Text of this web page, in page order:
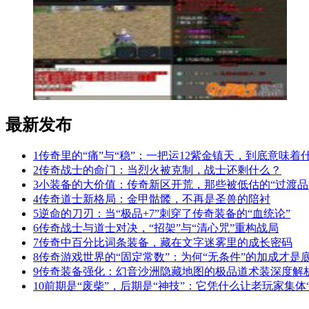
最新发布
1传奇里的“痛”与“稳”：一把运12紫金镇天，到底意味着
2传奇战士的命门：当烈火被克制，战士还剩什么？
3小装备的大价值：传奇新区开荒，那些被低估的“过渡品
4传奇道士新格局：金甲骷髅，不再是圣兽的陪衬
5逆命的刀刃：当“极品+7”刺穿了传奇装备的“血统论”
6传奇战士与道士对决，“招架”与“清心咒”重构战局
7传奇中百分比词条装备，藏在文字迷雾里的成长密码
8传奇游戏世界的“固定常数”：为何“无条件”的加成才是
9传奇装备强化：幻音沙洲隐藏地图的极品道术装深度解
10前期是“废柴”，后期是“神技”：它凭什么让老玩家集体